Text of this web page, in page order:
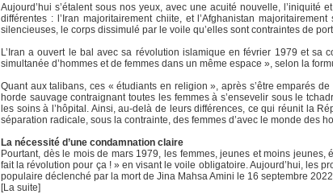
Aujourd’hui s’étalent sous nos yeux, avec une acuité nouvelle,
différentes : l’Iran majoritairement chiite, et l’Afghanistan
silencieuses, le corps dissimulé par le voile qu’elles sont contraintes de
L’Iran a ouvert le bal avec sa révolution islamique en février 1979 et sa
simultanée d’hommes et de femmes dans un même espace », selon la
Quant aux talibans, ces « étudiants en religion », après s’être emparés
horde sauvage contraignant toutes les femmes à s’ensevelir sous le
les soins à l’hôpital. Ainsi, au-delà de leurs différences, ce qui réunit la
séparation radicale, sous la contrainte, des femmes d’avec le monde des
La nécessité d’une condamnation claire
Pourtant, dès le mois de mars 1979, les femmes, jeunes et moins
fait la révolution pour ça ! » en visant le voile obligatoire. Aujourd’hui, les
populaire déclenché par la mort de Jina Mahsa Amini le 16 septembre
[La suite]